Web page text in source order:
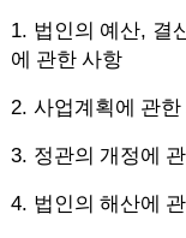
1. 법인의 예산, 결
에 관한 사항
2. 사업계획에 관한
3. 정관의 개정에
4. 법인의 해산에